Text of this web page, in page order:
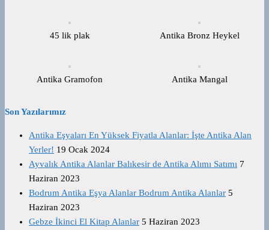
45 lik plak Antika Bronz Heykel
Antika Gramofon Antika Mangal
Son Yazılarımız
Antika Eşyaları En Yüksek Fiyatla Alanlar: İşte Antika Alan
Yerler! 19 Ocak 2024
Ayvalık Antika Alanlar Balıkesir de Antika Alımı Satımı 7
Haziran 2023
Bodrum Antika Eşya Alanlar Bodrum Antika Alanlar 5
Haziran 2023
Gebze İkinci El Kitap Alanlar 5 Haziran 2023